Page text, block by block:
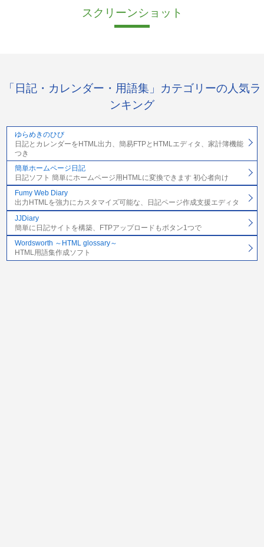
スクリーンショット
「日記・カレンダー・用語集」カテゴリーの人気ラ
ンキング
ゆらめきのひび
日記とカレンダーをHTML出力、簡易FTPとHTMLエディタ、家計簿機能
つき
簡単ホームページ日記
日記ソフト 簡単にホームページ用HTMLに変換できます 初心者向け
Fumy Web Diary
出力HTMLを強力にカスタマイズ可能な、日記ページ作成支援エディタ
JJDiary
簡単に日記サイトを構築、FTPアップロードもボタン1つで
Wordsworth ～HTML glossary～
HTML用語集作成ソフト